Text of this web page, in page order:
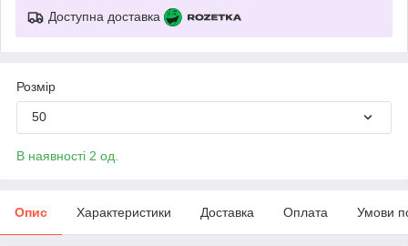
Доступна доставка
Розмір
50
В наявності 2 од.
Опис Характеристики Доставка Оплата Умови